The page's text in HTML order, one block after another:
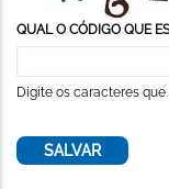
QUAL O CÓDIGO QUE
Digite os caracteres